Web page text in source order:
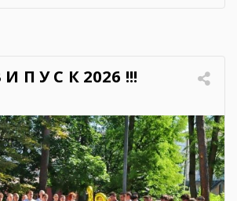
студентів,
педагогічного
виховної та методичної
всім […]
И П У С К 2026 !!!